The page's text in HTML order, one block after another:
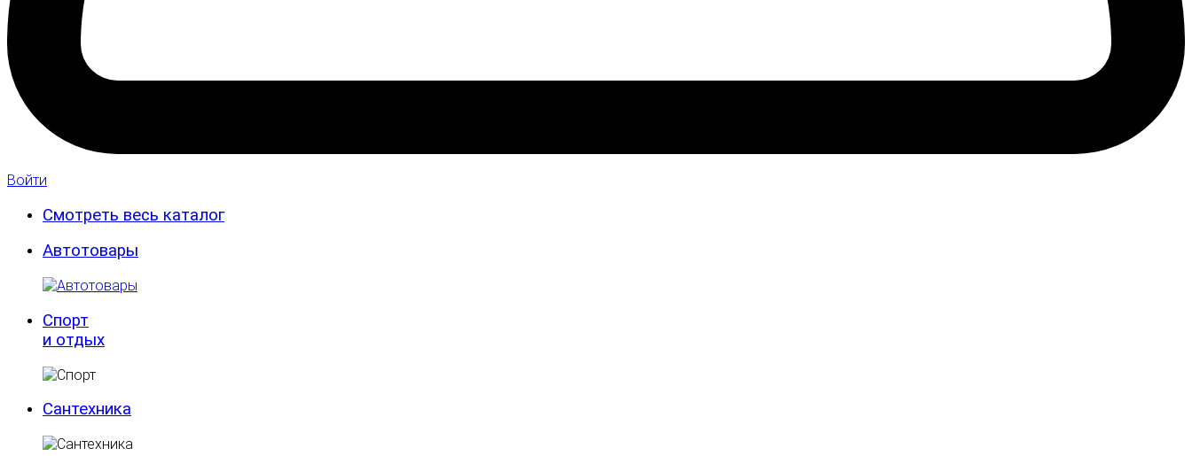
Войти
Смотреть весь каталог
Автотовары
Спорт
и отдых
Сантехника